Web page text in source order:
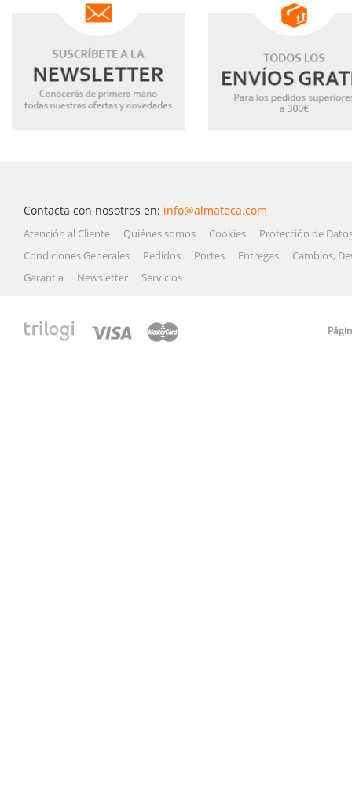
Contacta con nosotros en: info@almateca.com
Atención al Cliente Quiénes somos Cookies
Protección de
Condiciones Generales
Pedidos Portes Entregas
Cambios,
Garantia
Newsletter Servicios